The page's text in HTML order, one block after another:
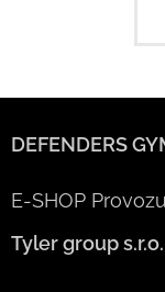
DEFENDERS
E-SHOP
Tyler group s.r.o.